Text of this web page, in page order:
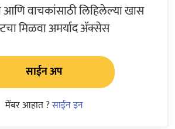
वाचकांसाठी लिहिलेल्या खास
मिळवा अमर्याद ॲक्सेस
साईन अप
मेंबर आहात ?साईन इन